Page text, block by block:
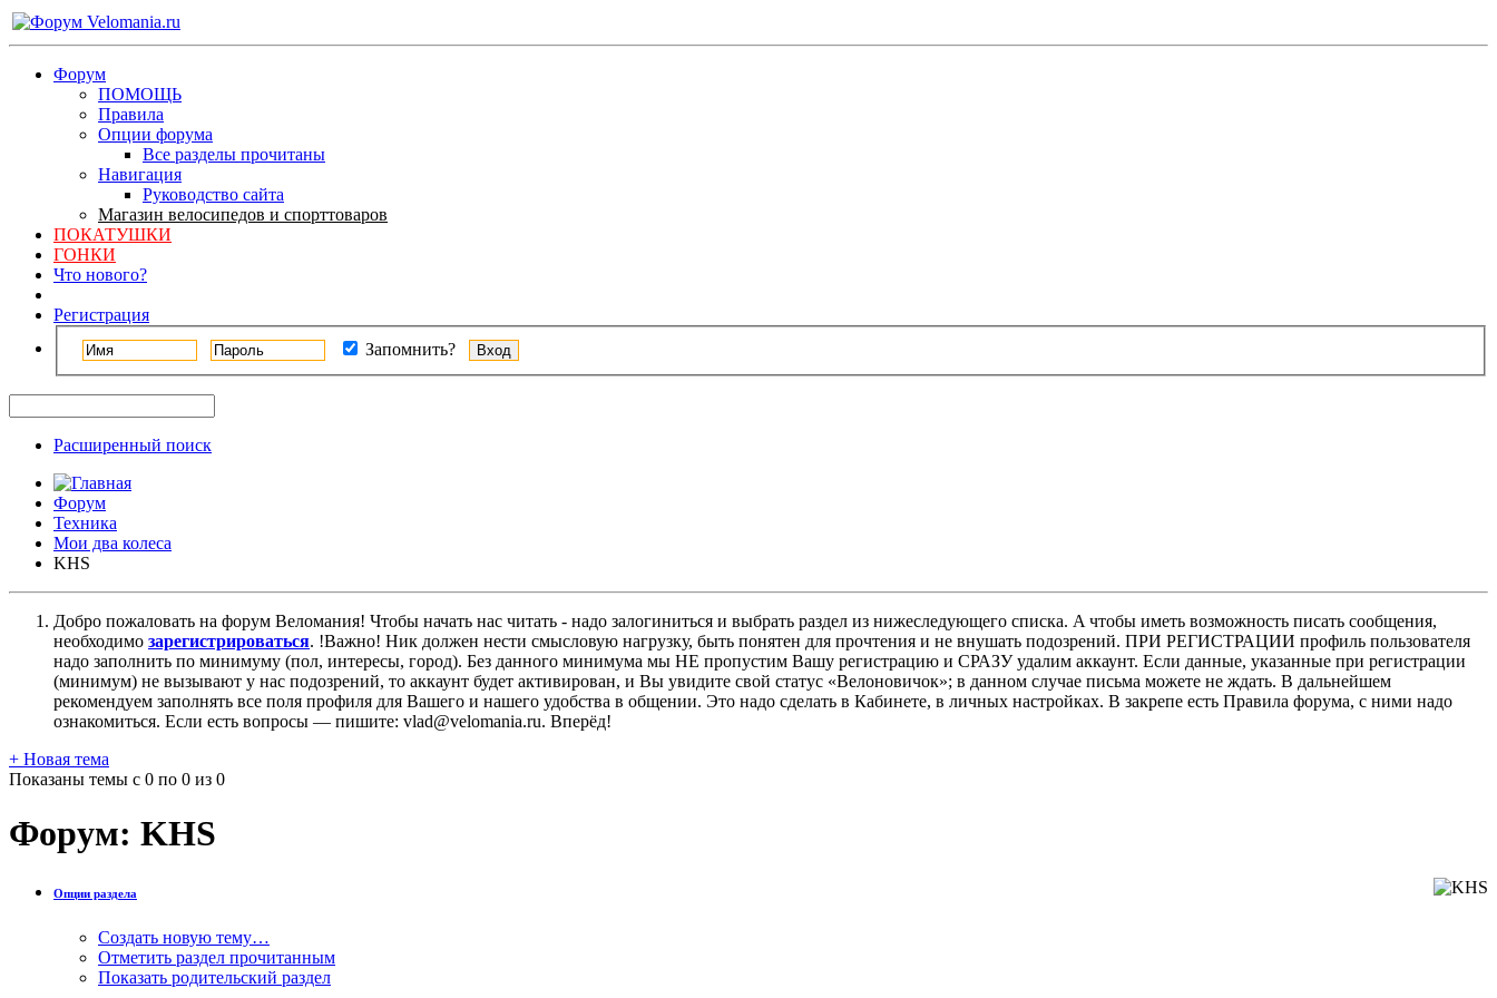
Форум
ПОМОЩЬ
Правила
Опции форума
Все разделы прочитаны
Навигация
Руководство сайта
Магазин велосипедов и спорттоваров
ПОКАТУШКИ
ГОНКИ
Что нового?
Регистрация
Запомнить?
Расширенный поиск
Форум
Техника
Мои два колеса
KHS
Добро пожаловать на форум Веломания! Чтобы начать нас читать - надо залогиниться и выбрать раздел из нижеследующего списка. A чтобы иметь возможность писать сообщения,
необходимо зарегистрироваться. !Важно! Ник должен нести смысловую нагрузку, быть понятен для прочтения и не внушать подозрений. ПРИ РЕГИСТРАЦИИ профиль пользователя
надо заполнить по минимуму (пол, интересы, город). Без данного минимума мы НЕ пропустим Вашу регистрацию и СРАЗУ удалим аккаунт. Если данные, указанные при регистрации
(минимум) не вызывают у нас подозрений, то аккаунт будет активирован, и Вы увидите свой статус «Велоновичок»; в данном случае письма можете не ждать. В дальнейшем
рекомендуем заполнять все поля профиля для Вашего и нашего удобства в общении. Это надо сделать в Кабинете, в личных настройках. В закрепе есть Правила форума, с ними надо
ознакомиться. Если есть вопросы — пишите: vlad@velomania.ru. Вперёд!
+ Новая тема
Показаны темы с 0 по 0 из 0
Форум: KHS
Опции раздела
Создать новую тему…
Отметить раздел прочитанным
Показать родительский раздел